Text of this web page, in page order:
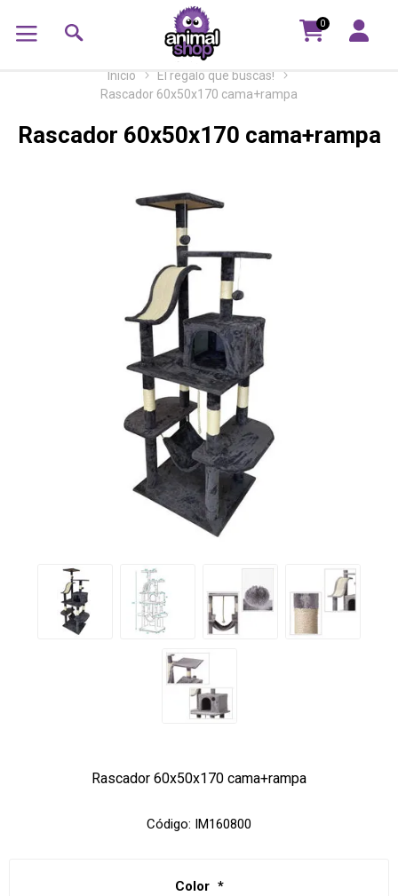
0
Inicio
El regalo que buscás!
Rascador 60x50x170 cama+rampa
Rascador 60x50x170 cama+rampa
Rascador 60x50x170 cama+rampa
Código: IM160800
Color *